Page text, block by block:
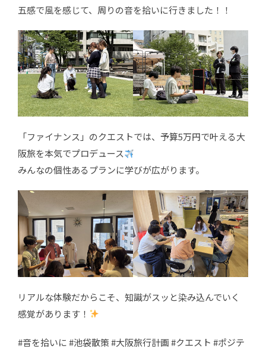
五感で風を感じて、周りの音を拾いに行きました！！
「ファイナンス」のクエストでは、予算5万円で叶える大
阪旅を本気でプロデュース
みんなの個性あるプランに学びが広がります。
リアルな体験だからこそ、知識がスッと染み込んでいく
感覚があります！
#音を拾いに #池袋散策 #大阪旅行計画 #クエスト #ポジテ